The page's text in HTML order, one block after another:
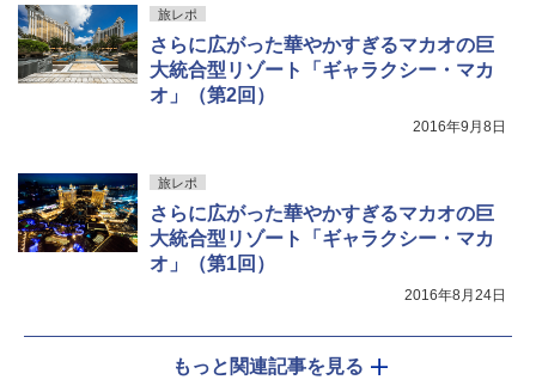
旅レポ
さらに広がった華やかすぎるマカオの巨
大統合型リゾート「ギャラクシー・マカ
オ」（第2回）
2016年9月8日
旅レポ
さらに広がった華やかすぎるマカオの巨
大統合型リゾート「ギャラクシー・マカ
オ」（第1回）
2016年8月24日
もっと関連記事を見る